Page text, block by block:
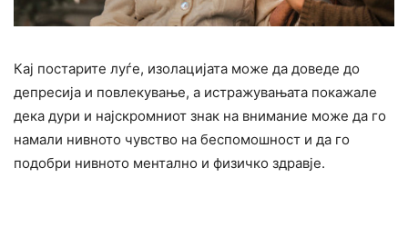
Кај постарите луѓе, изолацијата може да доведе до
депресија и повлекување, а истражувањата покажале
дека дури и најскромниот знак на внимание може да го
намали нивното чувство на беспомошност и да го
подобри нивното ментално и физичко здравје.